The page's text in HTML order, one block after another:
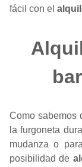
fácil con el
Como sabemos
la furgoneta
mudanza o
posibilidad de